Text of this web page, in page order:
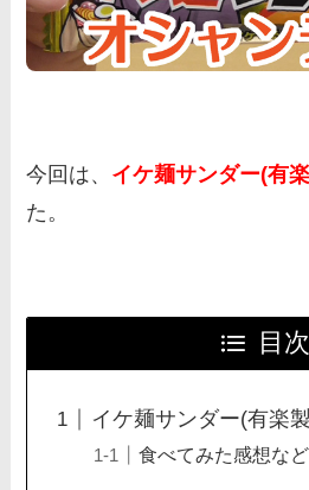
今回は、 イケ麺サンダー(有
た。
目次
イケ麺サンダー(有楽
食べてみた感想など